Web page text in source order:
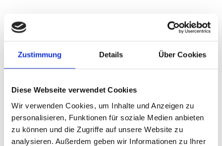
Zustimmung Details Über Cookies
Diese Webseite verwendet Cookies
Wir verwenden Cookies, um Inhalte und Anzeigen zu
personalisieren, Funktionen für soziale Medien anbieten
zu können und die Zugriffe auf unsere Website zu
analysieren. Außerdem geben wir Informationen zu Ihrer
Oberarztsprechstunde Prof.
Bolovis
vereinbaren Sie einen Termin.
gynaekologie@klinikum-nuernberg.de
Telefon:
+49 (0) 911 398-2381
+49 (0) 911 398-7648